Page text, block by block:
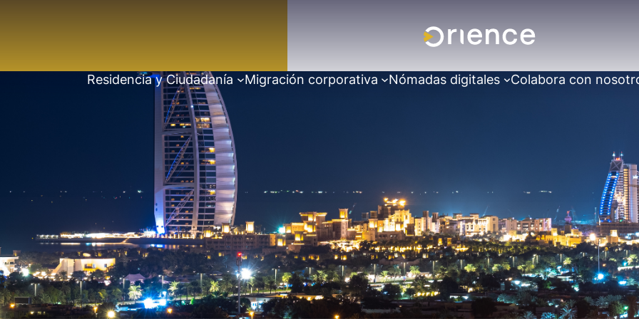
Residencia y Ciudadanía Migración corporativa Nómadas digitales Colabora con